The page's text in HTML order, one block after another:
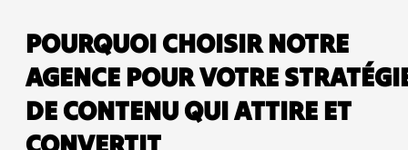
POURQUOI CHOISIR NOTRE
AGENCE POUR VOTRE
DE CONTENU QUI ATTIRE ET